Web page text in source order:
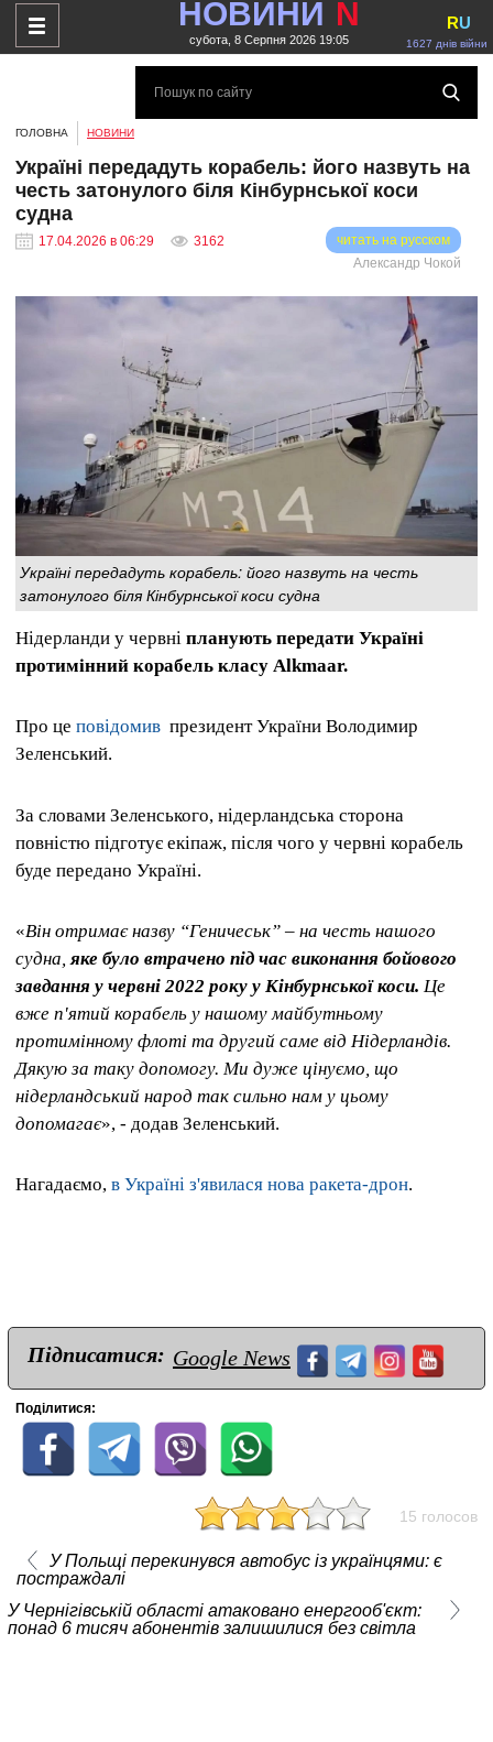
НОВИНИ N
субота, 8 Серпня 2026 19:05 1627 днів війни
RU
ГОЛОВНА НОВИНИ
Україні передадуть корабель: його назвуть на
честь затонулого біля Кінбурнської коси
судна
17.04.2026 в 06:29 3162
читать на русском
Александр Чокой
Україні передадуть корабель: його назвуть на честь
затонулого біля Кінбурнської коси судна
Нідерланди у червні планують передати Україні
протимінний корабель класу Alkmaar.
Про це повідомив президент України Володимир
Зеленський.
За словами Зеленського, нідерландська сторона
повністю підготує екіпаж, після чого у червні корабель
буде передано Україні.
«Він отримає назву “Геничеськ” – на честь нашого
судна, яке було втрачено під час виконання бойового
завдання у червні 2022 року у Кінбурнської коси. Це
вже п'ятий корабель у нашому майбутньому
протимінному флоті та другий саме від Нідерландів.
Дякую за таку допомогу. Ми дуже цінуємо, що
нідерландський народ так сильно нам у цьому
допомагає», - додав Зеленський.
Нагадаємо, в Україні з'явилася нова ракета-дрон.
Підписатися: Google News
Поділитися:
15 голосов
У Польщі перекинувся автобус із українцями: є
постраждалі
У Чернігівській області атаковано енергооб'єкт:
понад 6 тисяч абонентів залишилися без світла